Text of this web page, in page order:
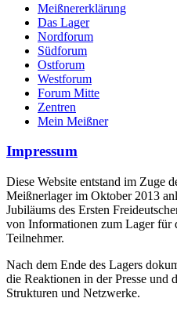
Meißnererklärung
Das Lager
Nordforum
Südforum
Ostforum
Westforum
Forum Mitte
Zentren
Mein Meißner
Impressum
Diese Website entstand im Zuge
Meißnerlager im Oktober 2013
Jubiläums des Ersten
von Informationen zum Lager
Teilnehmer.
Nach dem Ende des Lagers
die Reaktionen in der Presse und
Strukturen und Netzwerke.